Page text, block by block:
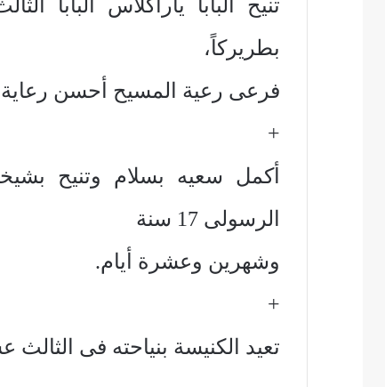
تنيح البابا ياراكلاس
بطريركاً،
فرعى رعية المسيح أحسن
+
أكمل سعيه بسلام وتنيح
الرسولى 17 سنة
وشهرين وعشرة أيام.
+
تعيد الكنيسة بنياحته فى